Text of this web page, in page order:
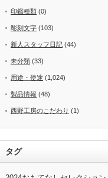
印鑑種類 (0)
彫刻文字 (103)
新人スタッフ日記 (44)
未分類 (33)
用途・使途 (1,024)
製品情報 (48)
西野工房のこだわり (1)
タグ